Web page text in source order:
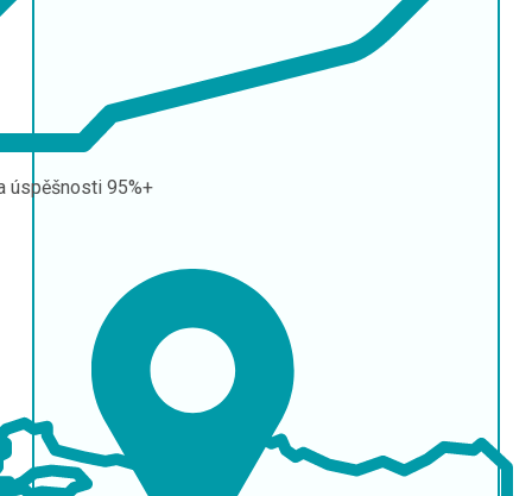
úspěšnosti 95%+